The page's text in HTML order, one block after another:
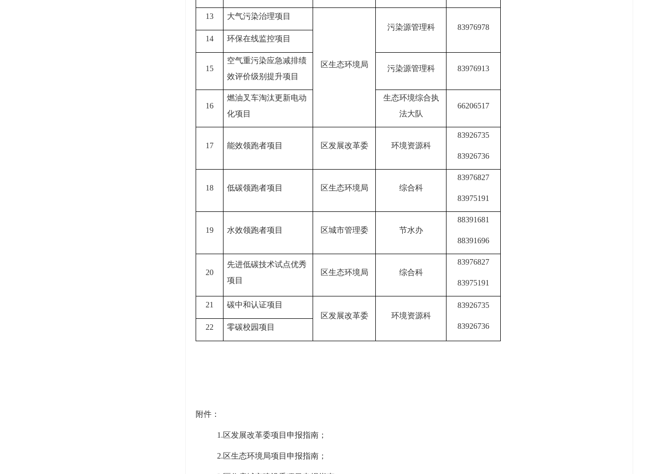
13 大气污染治理项目
区生态环境局
污染源管理科
83976978
14
环保在线监控项目
15
空气重污染应急减排绩
效评价级别提升项目
污染源管理科 83976913
16
燃油叉车淘汰更新电动
化项目
生态环境综合执
法大队
66206517
17 能效领跑者项目 区发展改革委 环境资源科
83926735
83926736
18 低碳领跑者项目 区生态环境局 综合科
83976827
83975191
19 水效领跑者项目 区城市管理委 节水办
88391681
88391696
20
先进低碳技术试点优秀
项目
区生态环境局 综合科
83976827
83975191
21
碳中和认证项目
区发展改革委
环境资源科
83926735
83926736
22 零碳校园项目
附件：
1.区发展改革委项目申报指南；
2.区生态环境局项目申报指南；